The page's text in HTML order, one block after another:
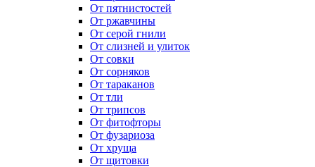
От пятнистостей
От ржавчины
От серой гнили
От слизней и улиток
От совки
От сорняков
От тараканов
От тли
От трипсов
От фитофторы
От фузариоза
От хруща
От щитовки